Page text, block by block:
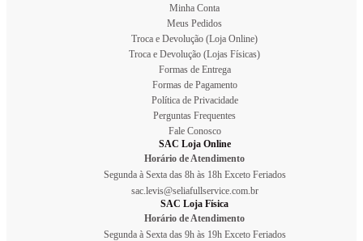
Minha Conta
Meus Pedidos
Troca e Devolução (Loja Online)
Troca e Devolução (Lojas Físicas)
Formas de Entrega
Formas de Pagamento
Política de Privacidade
Perguntas Frequentes
Fale Conosco
SAC Loja Online
Horário de Atendimento
Segunda à Sexta das 8h às 18h Exceto Feriados
sac.levis@seliafullservice.com.br
SAC Loja Física
Horário de Atendimento
Segunda à Sexta das 9h às 19h Exceto Feriados